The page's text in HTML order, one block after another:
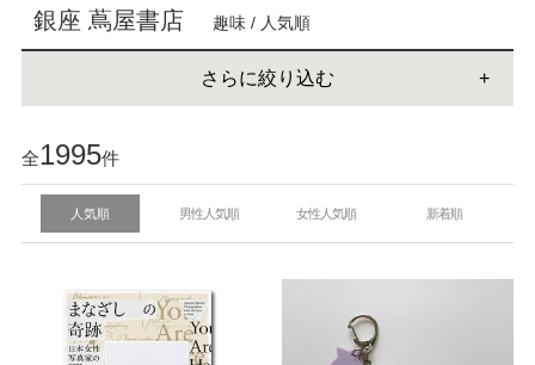
銀座 蔦屋書店 趣味 / 人気順
さらに絞り込む
全1995件
人気順 男性人気順 女性人気順 新着順